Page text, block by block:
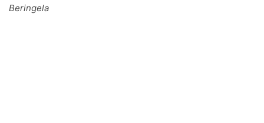
Beringela